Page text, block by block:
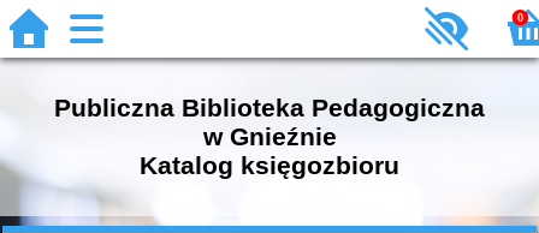
0
Publiczna Biblioteka Pedagogiczna
w Gnieźnie
Katalog księgozbioru